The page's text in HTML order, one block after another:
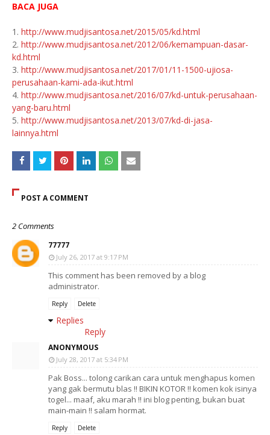
BACA JUGA
1. http://www.mudjisantosa.net/2015/05/kd.html
2. http://www.mudjisantosa.net/2012/06/kemampuan-dasar-
kd.html
3. http://www.mudjisantosa.net/2017/01/11-1500-ujiosa-
perusahaan-kami-ada-ikut.html
4. http://www.mudjisantosa.net/2016/07/kd-untuk-perusahaan-
yang-baru.html
5. http://www.mudjisantosa.net/2013/07/kd-di-jasa-
lainnya.html
POST A COMMENT
2 Comments
77777
July 26, 2017 at 9:17 PM
This comment has been removed by a blog
administrator.
Reply Delete
Replies
Reply
ANONYMOUS
July 28, 2017 at 5:34 PM
Pak Boss... tolong carikan cara untuk menghapus komen
yang gak bermutu blas !! BIKIN KOTOR !! komen kok isinya
togel... maaf, aku marah !! ini blog penting, bukan buat
main-main !! salam hormat.
Reply Delete